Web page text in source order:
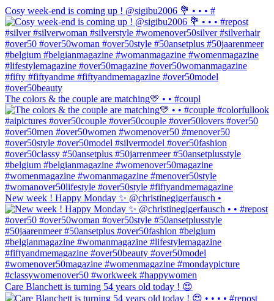
Cosy week-end is coming up ! @sigibu2006 💐 • • • #
The colors & the couple are matching💛 • • #coupl
New week ! Happy Monday ✨ @christinegigerfausch •
Care Blanchett is turning 54 years old today ! 😍